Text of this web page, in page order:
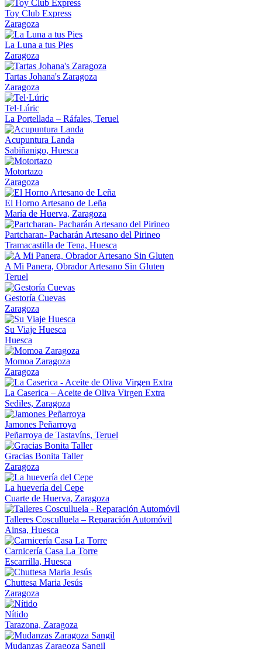
Toy Club Express
Zaragoza
La Luna a tus Pies
Zaragoza
Tartas Johana's Zaragoza
Zaragoza
Tel·Lúric
La Portellada – Ráfales, Teruel
Acupuntura Landa
Sabiñanigo, Huesca
Motortazo
Zaragoza
El Horno Artesano de Leña
María de Huerva, Zaragoza
Partcharan- Pacharán Artesano del Pirineo
Tramacastilla de Tena, Huesca
A Mi Panera, Obrador Artesano Sin Gluten
Teruel
Gestoría Cuevas
Zaragoza
Su Viaje Huesca
Huesca
Momoa Zaragoza
Zaragoza
La Caserica – Aceite de Oliva Virgen Extra
Sediles, Zaragoza
Jamones Peñarroya
Peñarroya de Tastavíns, Teruel
Gracias Bonita Taller
Zaragoza
La huevería del Cepe
Cuarte de Huerva, Zaragoza
Talleres Cosculluela – Reparación Automóvil
Ainsa, Huesca
Carnicería Casa La Torre
Escarrilla, Huesca
Chuttesa Maria Jesús
Zaragoza
Nítido
Tarazona, Zaragoza
Mudanzas Zaragoza Sangil